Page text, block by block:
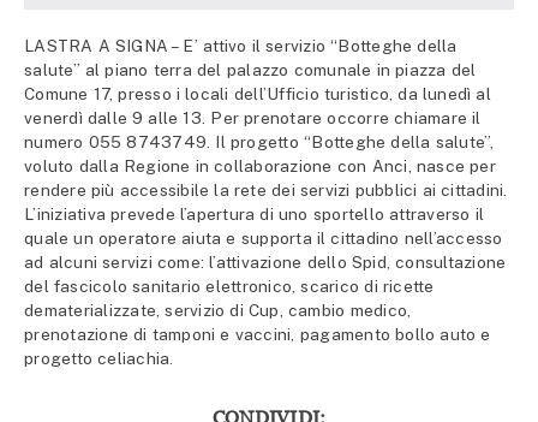
LASTRA A SIGNA – E’ attivo il servizio “Botteghe della
salute” al piano terra del palazzo comunale in piazza del
Comune 17, presso i locali dell’Ufficio turistico, da lunedì al
venerdì dalle 9 alle 13. Per prenotare occorre chiamare il
numero 055 8743749. Il progetto “Botteghe della salute”,
voluto dalla Regione in collaborazione con Anci, nasce per
rendere più accessibile la rete dei servizi pubblici ai cittadini.
L’iniziativa prevede l’apertura di uno sportello attraverso il
quale un operatore aiuta e supporta il cittadino nell’accesso
ad alcuni servizi come: l’attivazione dello Spid, consultazione
del fascicolo sanitario elettronico, scarico di ricette
dematerializzate, servizio di Cup, cambio medico,
prenotazione di tamponi e vaccini, pagamento bollo auto e
progetto celiachia.
CONDIVIDI: